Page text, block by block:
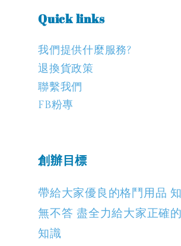
Quick links
我們提供什麼服務?
退換貨政策
聯繫我們
FB粉專
創辦目標
帶給大家優良的格鬥用品
無不答 盡全力給大家正確
知識